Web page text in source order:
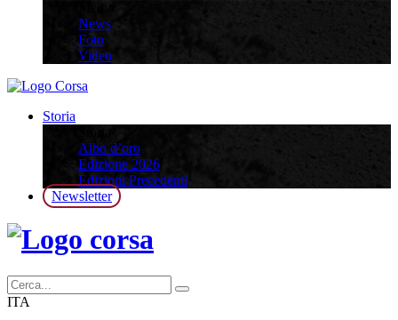
News
Foto
Video
Storia
Albo d’oro
Edizione 2026
Edizioni Precedenti
Newsletter
ITA